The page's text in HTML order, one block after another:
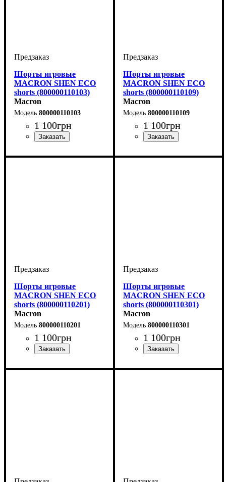
Шорты игровые
MACRON SHEN ECO
shorts (800000110103)
Macron
800000110103
1 100грн
Шорты игровые
MACRON SHEN ECO
shorts (800000110109)
Macron
800000110109
1 100грн
Шорты игровые
MACRON SHEN ECO
shorts (800000110201)
Macron
800000110201
1 100грн
Шорты игровые
MACRON SHEN ECO
shorts (800000110301)
Macron
800000110301
1 100грн